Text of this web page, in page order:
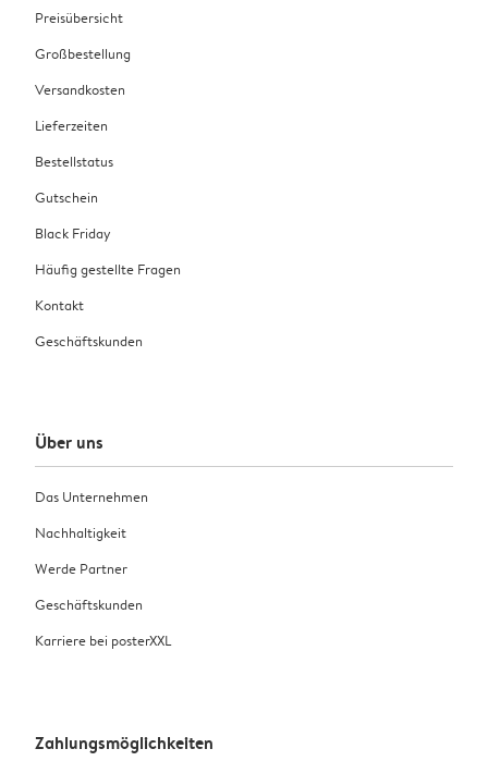
Preisübersicht
Großbestellung
Versandkosten
Lieferzeiten
Bestellstatus
Gutschein
Black Friday
Häufig gestellte Fragen
Kontakt
Geschäftskunden
Über uns
Das Unternehmen
Nachhaltigkeit
Werde Partner
Geschäftskunden
Karriere bei posterXXL
Zahlungsmöglichkeiten